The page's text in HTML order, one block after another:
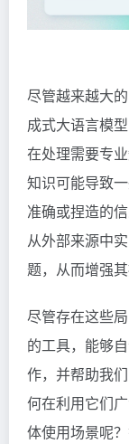
尽管越来越大
成式大语言模
在处理需要专
知识可能导致
准确或捏造的信
从外部来源中
题，从而增强
尽管存在这些
的工具，能够
作，并帮助我
何在利用它们
体使用场景呢